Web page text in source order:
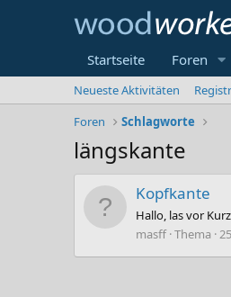
Startseite Foren
Neueste Aktivitäten
Foren
Schlagworte
längskante
Kopfkante
Hallo, las vor
masff Thema